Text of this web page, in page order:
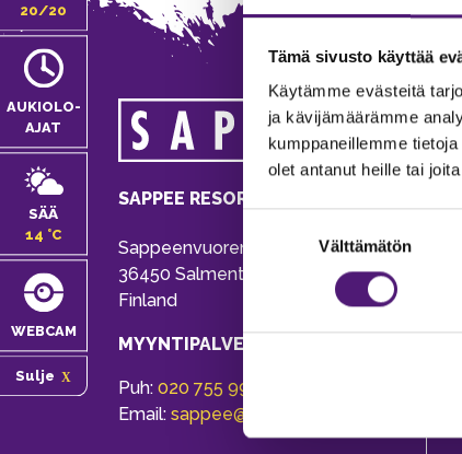
Tämä sivusto käyttää
Käytämme evästeitä
ja kävijämäärämme
kumppaneillemme
olet antanut heille tai
valinta
Välttämätön
20/20
AUKIOLO­
AJAT
SÄÄ
14 °C
WEBCAM
Sulje
SAPPEE RESORT
Sappeenvuorentie 200
36450 Salmentaka, Pälkäne
Finland
MYYNTIPALVELU/ INFO
Puh: 020 755 9970
Email: sappee@sappee.fi